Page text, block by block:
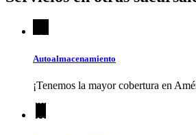
Autoalmacenamiento
¡Tenemos la mayor cobertura en